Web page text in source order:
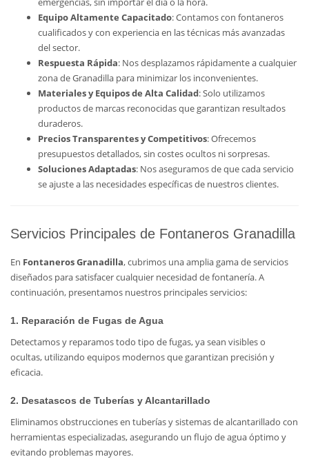
Equipo Altamente Capacitado: Contamos con fontaneros
cualificados y con experiencia en las técnicas más avanzadas
del sector.
Respuesta Rápida: Nos desplazamos rápidamente a cualquier
zona de Granadilla para minimizar los inconvenientes.
Materiales y Equipos de Alta Calidad: Solo utilizamos
productos de marcas reconocidas que garantizan resultados
duraderos.
Precios Transparentes y Competitivos: Ofrecemos
presupuestos detallados, sin costes ocultos ni sorpresas.
Soluciones Adaptadas: Nos aseguramos de que cada servicio
se ajuste a las necesidades específicas de nuestros clientes.
Servicios Principales de Fontaneros Granadilla
En Fontaneros Granadilla, cubrimos una amplia gama de servicios
diseñados para satisfacer cualquier necesidad de fontanería. A
continuación, presentamos nuestros principales servicios:
1. Reparación de Fugas de Agua
Detectamos y reparamos todo tipo de fugas, ya sean visibles o
ocultas, utilizando equipos modernos que garantizan precisión y
eficacia.
2. Desatascos de Tuberías y Alcantarillado
Eliminamos obstrucciones en tuberías y sistemas de alcantarillado con
herramientas especializadas, asegurando un flujo de agua óptimo y
evitando problemas mayores.